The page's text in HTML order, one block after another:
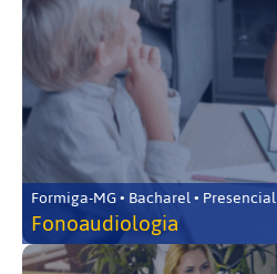
Formiga-MG • Bacharel • Presencial
Fonoaudiologia